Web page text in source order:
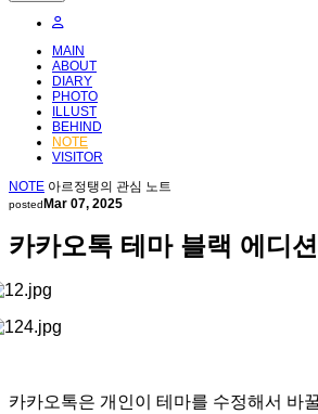
MAIN
ABOUT
DIARY
PHOTO
ILLUST
BEHIND
NOTE
VISITOR
NOTE 아르정탱의 관심 노트
posted Mar 07, 2025
카카오톡 테마 블랙 에디션
카카오톡은 개인이 테마를 수정해서 바